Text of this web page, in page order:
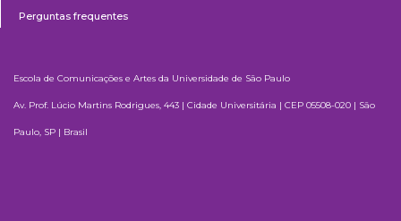
Perguntas frequentes
Escola de Comunicações e Artes da Universidade de São Paulo
Av. Prof. Lúcio Martins Rodrigues, 443 | Cidade Universitária | CEP 05508-020 | São
Paulo, SP | Brasil